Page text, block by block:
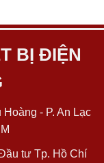
BỊ ĐIỆN
- P. An Lạc
tư Tp. Hồ Chí